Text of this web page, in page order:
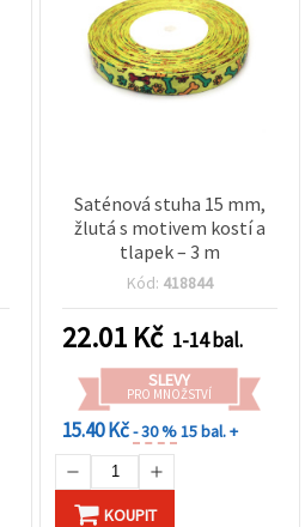
Saténová stuha 15 mm,
žlutá s motivem kostí a
tlapek – 3 m
Kód: 418844
22.01 Kč 1-14 bal.
SLEVY
PRO MNOŽSTVÍ
15.40 Kč- 30 %15 bal. +
KOUPIT